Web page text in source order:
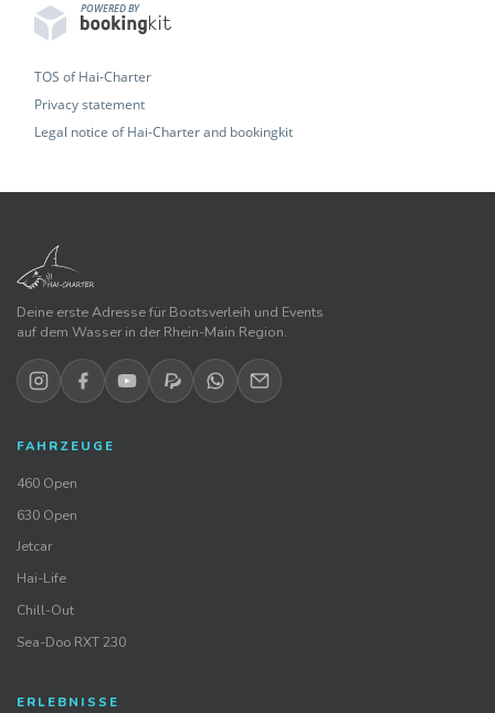
POWERED BY
TOS of Hai-Charter
Privacy statement
Legal notice of Hai-Charter and bookingkit
Deine erste Adresse für Bootsverleih und Events
auf dem Wasser in der Rhein-Main Region.
FAHRZEUGE
460 Open
630 Open
Jetcar
Hai-Life
Chill-Out
Sea-Doo RXT 230
ERLEBNISSE